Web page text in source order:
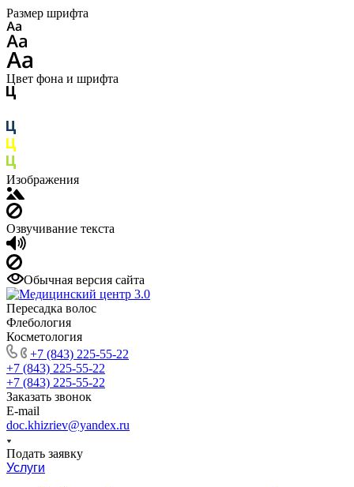
Размер шрифта
Цвет фона и шрифта
Изображения
Озвучивание текста
Обычная версия сайта
Пересадка волос
Флебология
Косметология
+7 (843) 225-55-22
+7 (843) 225-55-22
+7 (843) 225-55-22
Заказать звонок
E-mail
doc.khizriev@yandex.ru
Подать заявку
Услуги